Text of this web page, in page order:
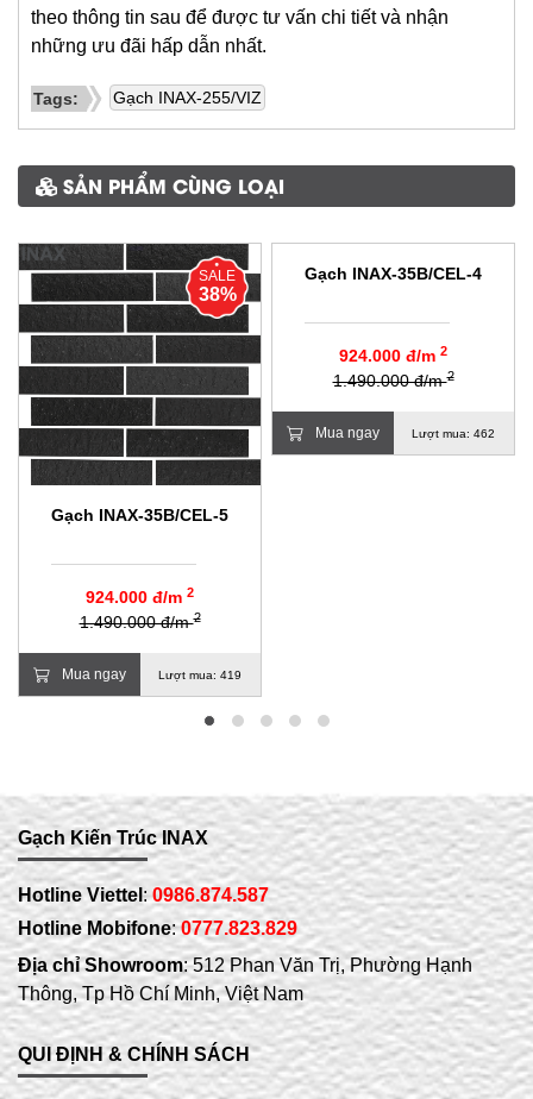
theo thông tin sau để được tư vấn chi tiết và nhận
những ưu đãi hấp dẫn nhất.
Tags: Gạch INAX-255/VIZ
SẢN PHẨM CÙNG LOẠI
SALE
38%
Gạch INAX-35B/CEL-5
924.000 đ/m 2
1.490.000 đ/m2
Mua ngay Lượt mua: 419
SALE
Gạch INAX-35B/CEL-4
924.000 đ/m 2
1.490.000 đ/m2
Mua ngay Lượt mua: 462
Gạch Kiến Trúc INAX
Hotline Viettel :0986.874.587
Hotline Mobifone:0777.823.829
Địa chỉ Showroom: 512 Phan Văn Trị, Phường Hạnh
Thông, Tp Hồ Chí Minh, Việt Nam
QUI ĐỊNH & CHÍNH SÁCH